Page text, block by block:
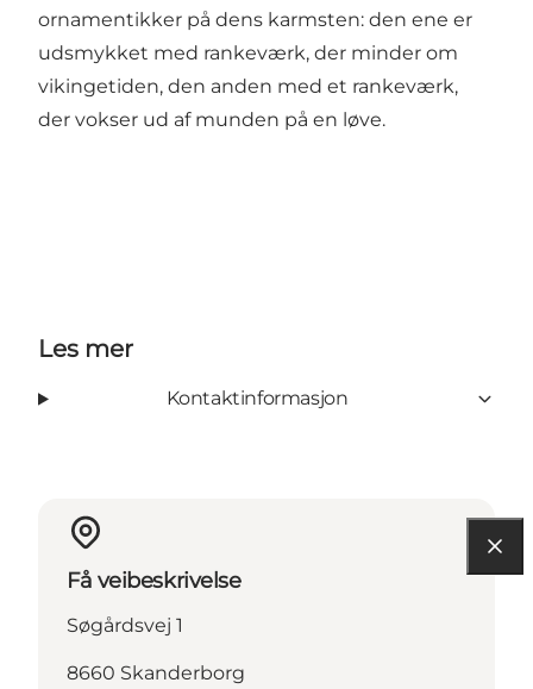
ornamentikker på dens karmsten: den ene er
udsmykket med rankeværk, der minder om
vikingetiden, den anden med et rankeværk,
der vokser ud af munden på en løve.
Les mer
Kontaktinformasjon
Få veibeskrivelse
Søgårdsvej 1
8660 Skanderborg